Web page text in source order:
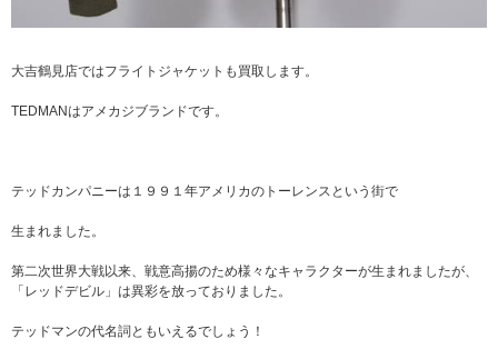
大吉鶴見店ではフライトジャケットも買取します。
TEDMANはアメカジブランドです。
テッドカンパニーは１９９１年アメリカのトーレンスという街で
生まれました。
第二次世界大戦以来、戦意高揚のため様々なキャラクターが生まれましたが、
「レッドデビル」は異彩を放っておりました。
テッドマンの代名詞ともいえるでしょう！